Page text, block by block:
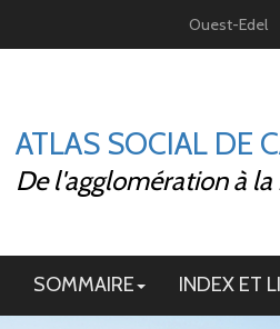
Ouest-Edel
ATLAS SOCIAL DE
De l'agglomération à
SOMMAIRE INDEX ET